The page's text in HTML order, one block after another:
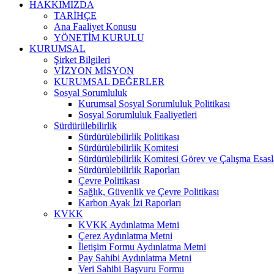
HAKKIMIZDA
TARİHÇE
Ana Faaliyet Konusu
YÖNETİM KURULU
KURUMSAL
Şirket Bilgileri
VİZYON MİSYON
KURUMSAL DEĞERLER
Sosyal Sorumluluk
Kurumsal Sosyal Sorumluluk Politikası
Sosyal Sorumluluk Faaliyetleri
Sürdürülebilirlik
Sürdürülebilirlik Politikası
Sürdürülebilirlik Komitesi
Sürdürülebilirlik Komitesi Görev ve Çalışma
Sürdürülebilirlik Raporları
Çevre Politikası
Sağlık, Güvenlik ve Çevre Politikası
Karbon Ayak İzi Raporları
KVKK
KVKK Aydınlatma Metni
Çerez Aydınlatma Metni
İletişim Formu Aydınlatma Metni
Pay Sahibi Aydınlatma Metni
Veri Sahibi Başvuru Formu